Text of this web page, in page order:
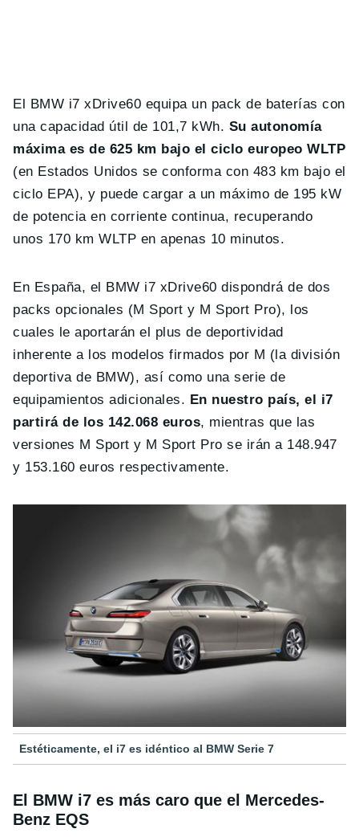
El BMW i7 xDrive60 equipa un pack de baterías con
una capacidad útil de 101,7 kWh. Su autonomía
máxima es de 625 km bajo el ciclo europeo WLTP
(en Estados Unidos se conforma con 483 km bajo el
ciclo EPA), y puede cargar a un máximo de 195 kW
de potencia en corriente continua, recuperando
unos 170 km WLTP en apenas 10 minutos.
En España, el BMW i7 xDrive60 dispondrá de dos
packs opcionales (M Sport y M Sport Pro), los
cuales le aportarán el plus de deportividad
inherente a los modelos firmados por M (la división
deportiva de BMW), así como una serie de
equipamientos adicionales. En nuestro país, el i7
partirá de los 142.068 euros, mientras que las
versiones M Sport y M Sport Pro se irán a 148.947
y 153.160 euros respectivamente.
Estéticamente, el i7 es idéntico al BMW Serie 7
El BMW i7 es más caro que el Mercedes-
Benz EQS